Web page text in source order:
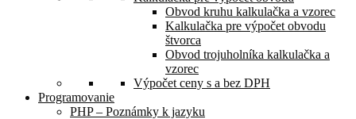
Obvod kruhu kalkulačka a vzorec
Kalkulačka pre výpočet obvodu
štvorca
Obvod trojuholníka kalkulačka a
vzorec
Výpočet ceny s a bez DPH
Programovanie
PHP – Poznámky k jazyku